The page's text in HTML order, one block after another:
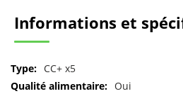
Informations et
Pour
plus
CC+ x5
Oui